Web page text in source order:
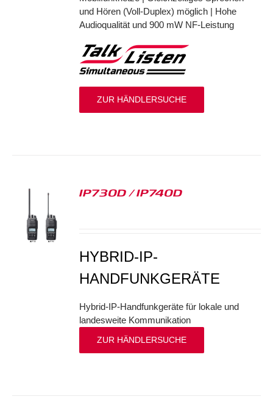
und Hören (Voll-Duplex) möglich | Hohe
Audioqualität und 900 mW NF-Leistung
ZUR HÄNDLERSUCHE
IP730D / IP740D
HYBRID-IP-
HANDFUNKGERÄTE
Hybrid-IP-Handfunkgeräte für lokale und
landesweite Kommunikation
ZUR HÄNDLERSUCHE